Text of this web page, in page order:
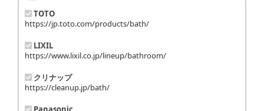
TOTO
https://jp.toto.com/products/bath/
LIXIL
https://www.lixil.co.jp/lineup/bathroom/
クリナップ
https://cleanup.jp/bath/